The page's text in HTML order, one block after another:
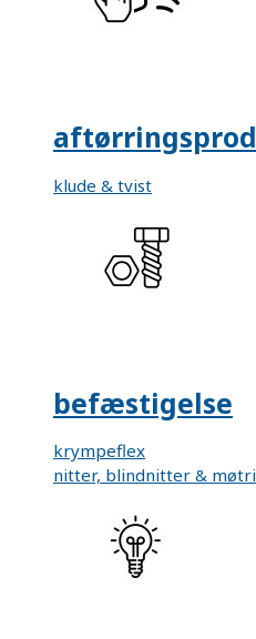
klude & tvist
befæstigelse
krympeflex
nitter, blindnitter &